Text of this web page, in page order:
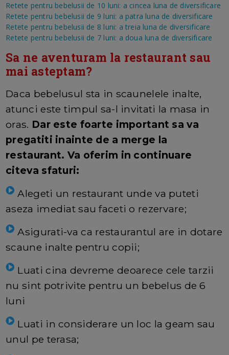
Retete pentru bebelusii de 10 luni: a cincea luna de diversificare
Retete pentru bebelusii de 9 luni: a patra luna de diversificare
Retete pentru bebelusii de 8 luni: a treia luna de diversificare
Retete pentru bebelusii de 7 luni: a doua luna de diversificare
Sa ne aventuram la restaurant sau
mai asteptam?
Daca bebelusul sta in scaunelele inalte,
atunci este timpul sa-l invitati la masa in
oras. Dar este foarte important sa va
pregatiti inainte de a merge la
restaurant. Va oferim in continuare
citeva sfaturi:
Alegeti un restaurant unde va puteti
aseza imediat sau faceti o rezervare;
Asigurati-va ca restaurantul are in dotare
scaune inalte pentru copii;
Luati cina devreme deoarece cele tarzii
nu sint potrivite pentru un bebelus de 6
luni
Luati in considerare un loc la geam sau
unul pe terasa;